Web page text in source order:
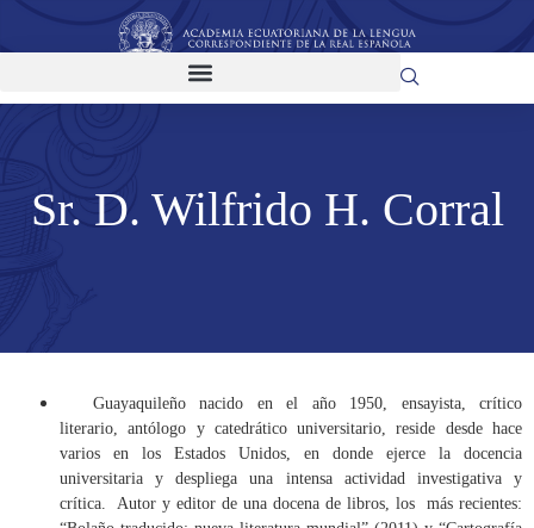
Sr. D. Wilfrido H. Corral
Guayaquileño nacido en el año 1950, ensayista, crítico
literario, antólogo y catedrático universitario, reside desde hace
varios en los Estados Unidos, en donde ejerce la docencia
universitaria y despliega una intensa actividad investigativa y
crítica. Autor y editor de una docena de libros, los más recientes: